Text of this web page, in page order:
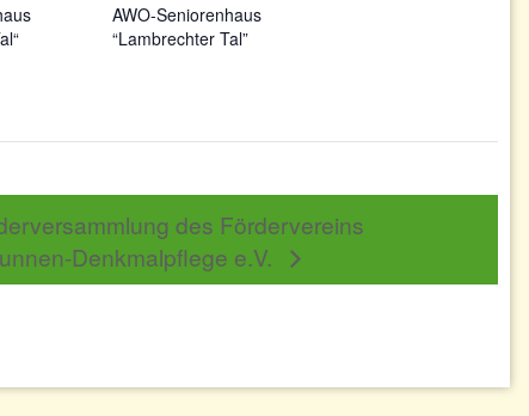
AWO-Seniorenhaus
“Lambrechter Tal”
des Fördervereins
Denkmalpflege e.V.